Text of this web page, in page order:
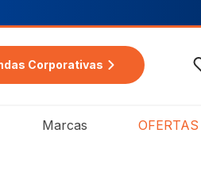
Corporativas
Marcas OFERTAS